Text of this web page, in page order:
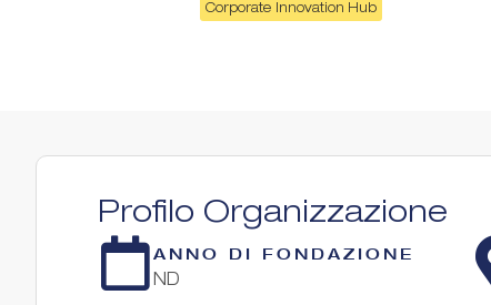
Corporate Innovation Hub
Profilo Organizzazione
ANNO DI FONDAZIONE
ND